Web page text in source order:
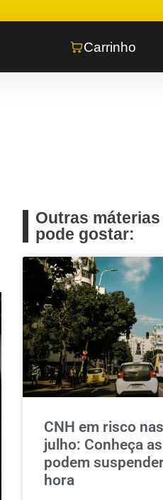
Carrinho
Outras
pode gostar:
CNH em risco
julho: Conheça
podem
hora